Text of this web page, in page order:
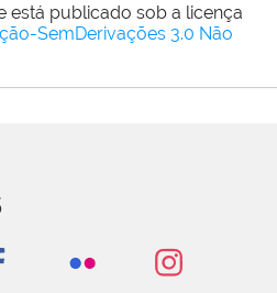
está publicado sob a licença
SemDerivações 3.0 Não